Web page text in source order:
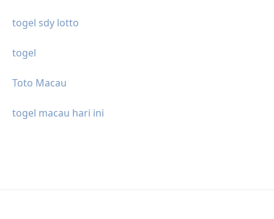
togel sdy lotto
togel
Toto Macau
togel macau hari ini